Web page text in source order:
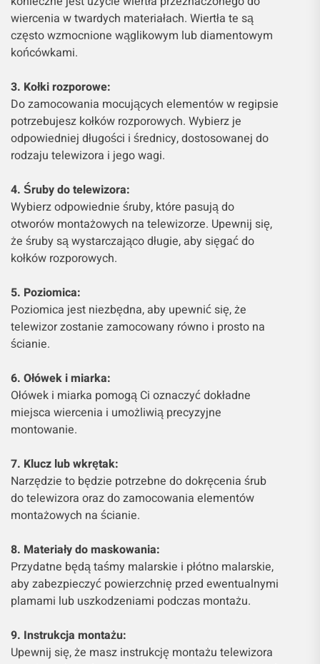
wiercenia w twardych materiałach. Wiertła te są
często wzmocnione wąglikowym lub diamentowym
końcówkami.
3. Kołki rozporowe:
Do zamocowania mocujących elementów w regipsie
potrzebujesz kołków rozporowych. Wybierz je
odpowiedniej długości i średnicy, dostosowanej do
rodzaju telewizora i jego wagi.
4. Śruby do telewizora:
Wybierz odpowiednie śruby, które pasują do
otworów montażowych na telewizorze. Upewnij się,
że śruby są wystarczająco długie, aby sięgać do
kołków rozporowych.
5. Poziomica:
Poziomica jest niezbędna, aby upewnić się, że
telewizor zostanie zamocowany równo i prosto na
ścianie.
6. Ołówek i miarka:
Ołówek i miarka pomogą Ci oznaczyć dokładne
miejsca wiercenia i umożliwią precyzyjne
montowanie.
7. Klucz lub wkrętak:
Narzędzie to będzie potrzebne do dokręcenia śrub
do telewizora oraz do zamocowania elementów
montażowych na ścianie.
8. Materiały do maskowania:
Przydatne będą taśmy malarskie i płótno malarskie,
aby zabezpieczyć powierzchnię przed ewentualnymi
plamami lub uszkodzeniami podczas montażu.
9. Instrukcja montażu:
Upewnij się, że masz instrukcję montażu telewizora